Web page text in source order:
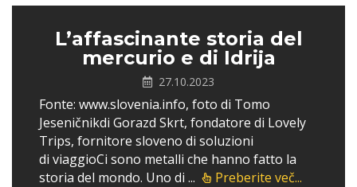
L’affascinante storia del
mercurio e di Idrija
27.10.2023
Fonte: www.slovenia.info, foto di Tomo
Jeseničnikdi Gorazd Skrt, fondatore di Lovely
Trips, fornitore sloveno di soluzioni
di viaggioCi sono metalli che hanno fatto la
storia del mondo. Uno di ...
Preberite več...